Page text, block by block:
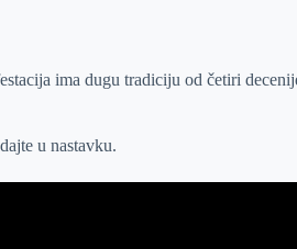
ima dugu tradiciju od četiri
u nastavku.